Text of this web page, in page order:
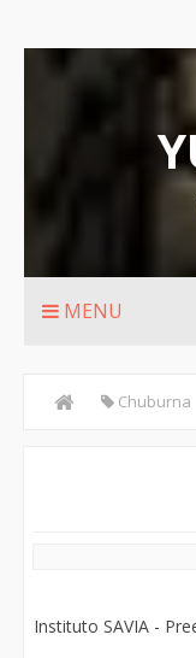
Rutas
MENU
Chuburna
Instituto SAVIA -